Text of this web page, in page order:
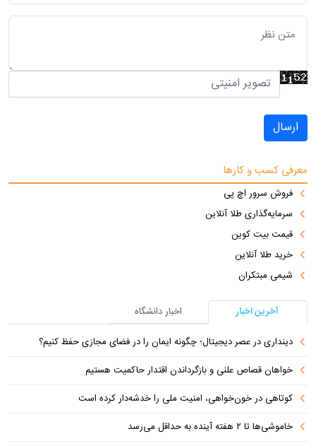
ارسال
معرفی کسب و کارها
فروش سرور اچ پی
سرمایه‌گذاری طلا آنلاین
قیمت بیت کوین
خرید طلا آنلاین
شیمی مبتکران
آخرین اخبار
اخبار دانشگاه
دینداری در عصر دیجیتال؛ چگونه ایمان را در فضای مجازی حفظ کنیم؟
خواهان قصاص علنی و بازگرداندن اقتدار حاکمیت هستیم
کوتاهی در خون‌خواهی، امنیت ملی را خدشه‌دار کرده است
خاموشی‌ها تا ۲ هفته آینده به حداقل می‌رسد